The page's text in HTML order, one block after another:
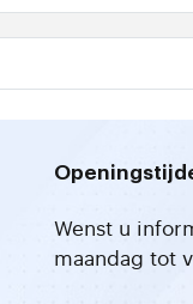
Wenst u
maandag tot